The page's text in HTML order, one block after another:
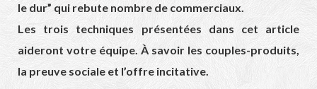
le dur” qui rebute nombre de commerciaux.
Les trois techniques présentées dans cet article
aideront votre équipe. À savoir les couples-produits,
la preuve sociale et l’offre incitative.